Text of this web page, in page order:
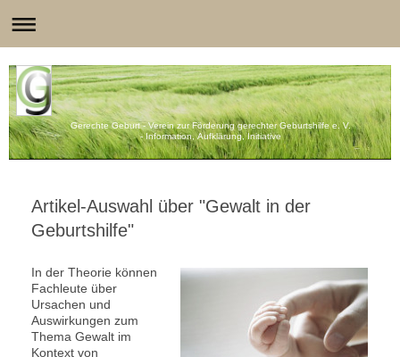
Gerechte Geburt - Verein zur Förderung gerechter Geburtshilfe e. V.
- Information, Aufklärung, Initiative
Artikel-Auswahl über "Gewalt in der
Geburtshilfe"
In der Theorie können
Fachleute über
Ursachen und
Auswirkungen zum
Thema Gewalt im
Kontext von